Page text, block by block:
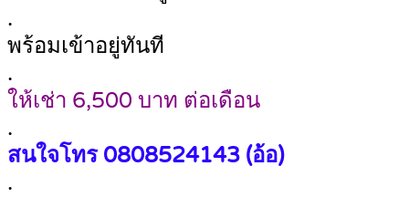
.
พร้อมเข้าอยู่ทันที
.
ให้เช่า 6,500 บาท ต่อเดือน
.
สนใจโทร 0808524143 (อ้อ)
.